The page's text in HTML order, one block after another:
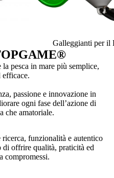
Galleggianti per il
®
pesca in mare più semplice,
efficace.
passione e innovazione in
ogni fase dell’azione di
che amatoriale.
funzionalità e autentico
offrire qualità, praticità ed
compromessi.